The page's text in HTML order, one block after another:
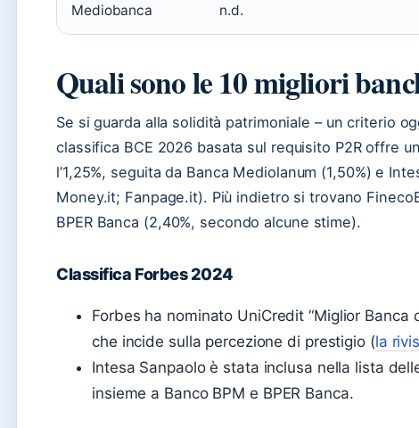
Mediobanca n.d.
Quali sono le 10 migliori
Se si guarda alla solidità patrimoniale – un criterio
classifica BCE 2026 basata sul requisito P2R offre
l’1,25%, seguita da Banca Mediolanum (1,50%) e
Money.it; Fanpage.it). Più indietro si trovano
BPER Banca (2,40%, secondo alcune stime).
Classifica Forbes 2024
Forbes ha nominato UniCredit “Miglior Banca
che incide sulla percezione di prestigio (la
Intesa Sanpaolo è stata inclusa nella lista
insieme a Banco BPM e BPER Banca.